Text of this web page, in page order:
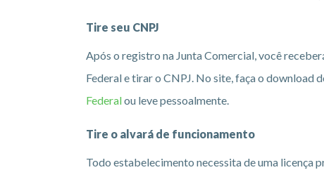
Tire seu CNPJ
Após o registro na Junta Comercial, você
Federal e tirar o CNPJ. No site, faça o download
Federalou leve pessoalmente.
Tire o alvará de funcionamento
Todo estabelecimento necessita de uma licença